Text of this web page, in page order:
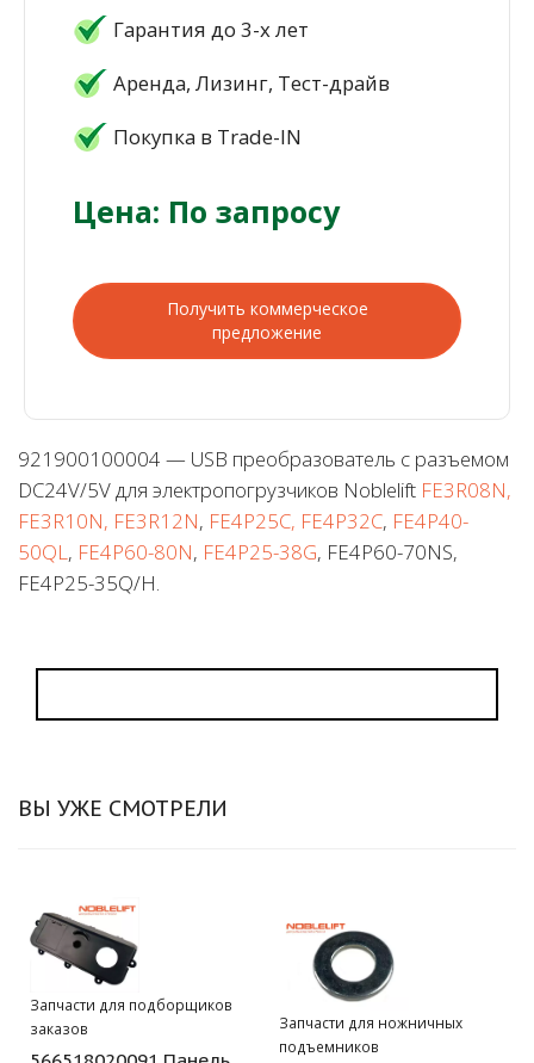
Гарантия до 3-х лет
Аренда, Лизинг, Тест-драйв
Покупка в Trade-IN
Цена: По запросу
Получить коммерческое
предложение
921900100004 — USB преобразователь с разъемом
DC24V/5V для электропогрузчиков Noblelift FE3R08N,
FE3R10N, FE3R12N, FE4P25C, FE4P32C, FE4P40-
50QL, FE4P60-80N, FE4P25-38G, FE4P60-70NS,
FE4P25-35Q/H.
ВЫ УЖЕ СМОТРЕЛИ
Запчасти для подборщиков
заказов
Запчасти для ножничных
подъемников